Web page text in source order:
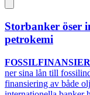
Storbanker öser
petrokemi
ner sina lån till
finansiering av både